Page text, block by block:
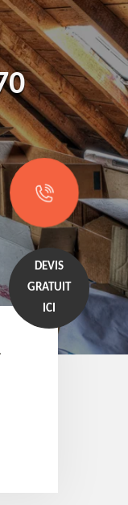
DEVIS
GRATUIT
ICI